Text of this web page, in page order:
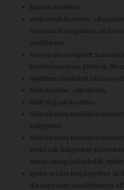
kulcsok kezelése,
a telefonok kezelése,
információ megadása, az
továbbítása,
a recepcióra telepített
levelezőrendszer (Outlook,
objektum zónásított zárása/
épületbejárás, -ellenőrzés,
talált tárgyak kezelése,
a létesítmény területére
felügyelete,
a létesítmény területére
eszközök felügyelete
nyitás/mozgásérzékelők,
épület, terület megfigyelése az
tűz vagy más veszélyhelyzet